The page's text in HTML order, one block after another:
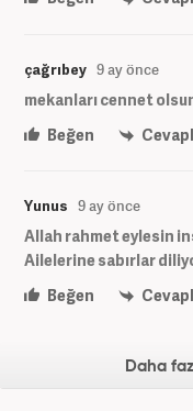
çağrıbey 9 ay önce
mekanları cennet
Beğen
Yunus 9 ay önce
Allah rahmet eylesin
Ailelerine sabırlar
Beğen
Daha